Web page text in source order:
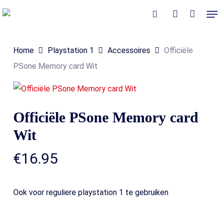
Skip
content
Home Playstation 1 Accessoires
Officiële
PSone Memory card Wit
Officiële PSone Memory card
Wit
€16.95
Ook voor reguliere playstation 1 te gebruiken